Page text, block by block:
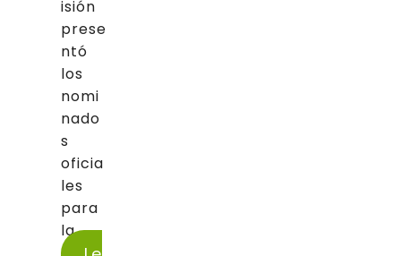
isión
prese
ntó
los
nomi
nado
s
oficia
les
para
la...